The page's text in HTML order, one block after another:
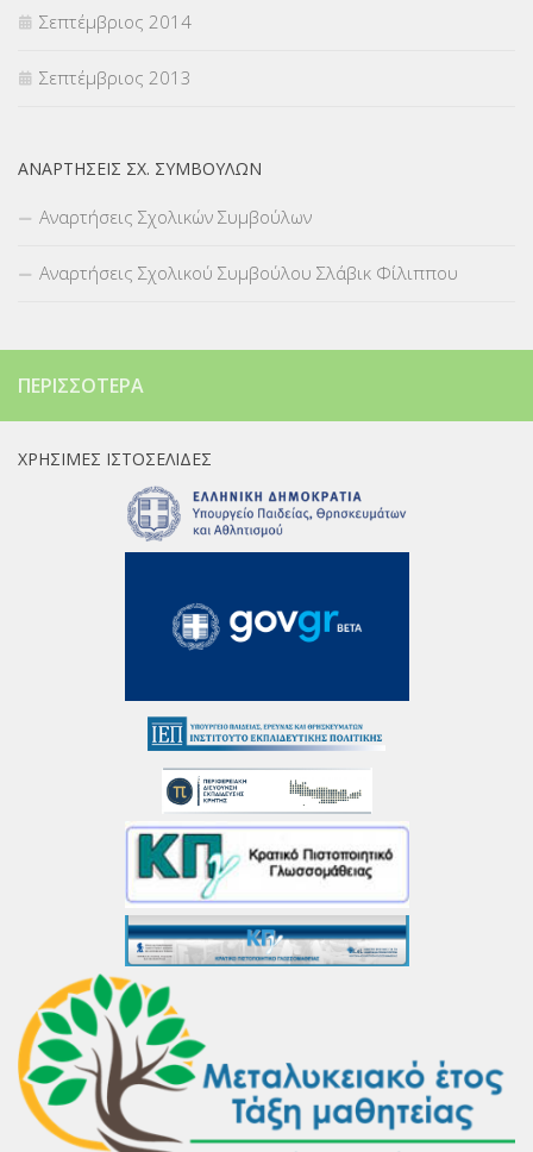
Σεπτέμβριος 2014
Σεπτέμβριος 2013
ΑΝΑΡΤΉΣΕΙΣ ΣΧ. ΣΥΜΒΟΎΛΩΝ
Αναρτήσεις Σχολικών Συμβούλων
Αναρτήσεις Σχολικού Συμβούλου Σλάβικ Φίλιππου
ΠΕΡΙΣΣΌΤΕΡΑ
ΧΡΉΣΙΜΕΣ ΙΣΤΟΣΕΛΊΔΕΣ